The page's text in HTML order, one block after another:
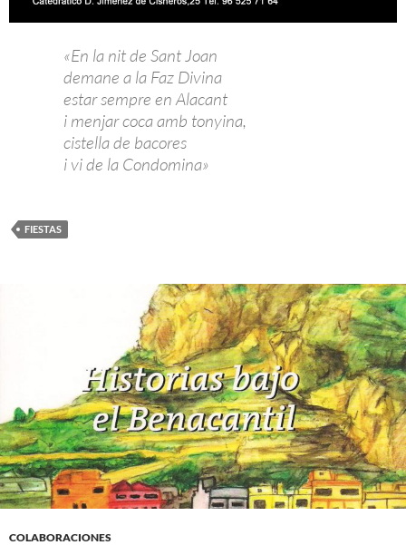
«En la nit de Sant Joan
demane a la Faz Divina
estar sempre en Alacant
i menjar coca amb tonyina,
cistella de bacores
i vi de la Condomina»
FIESTAS
COLABORACIONES